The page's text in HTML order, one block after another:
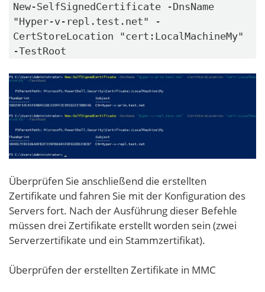
New-SelfSignedCertificate -DnsName
"Hyper-v-repl.test.net" -
CertStoreLocation "cert:LocalMachineMy"
-TestRoot
Überprüfen Sie anschließend die erstellten
Zertifikate und fahren Sie mit der Konfiguration des
Servers fort. Nach der Ausführung dieser Befehle
müssen drei Zertifikate erstellt worden sein (zwei
Serverzertifikate und ein Stammzertifikat).
Überprüfen der erstellten Zertifikate in MMC